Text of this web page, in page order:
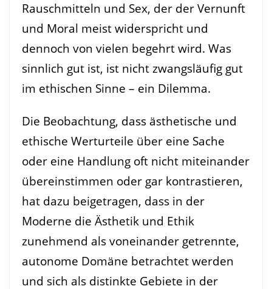
Rauschmitteln und Sex, der der Vernunft
und Moral meist widerspricht und
dennoch von vielen begehrt wird. Was
sinnlich gut ist, ist nicht zwangsläufig gut
im ethischen Sinne – ein Dilemma.
Die Beobachtung, dass ästhetische und
ethische Werturteile über eine Sache
oder eine Handlung oft nicht miteinander
übereinstimmen oder gar kontrastieren,
hat dazu beigetragen, dass in der
Moderne die Ästhetik und Ethik
zunehmend als voneinander getrennte,
autonome Domäne betrachtet werden
und sich als distinkte Gebiete in der